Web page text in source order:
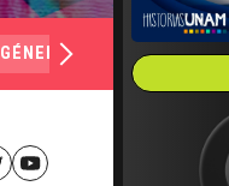
GÉNERO Y SEXUALIDAD